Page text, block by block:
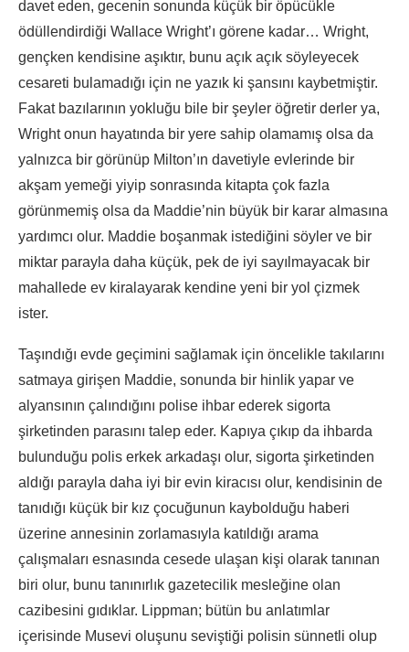
davet eden, gecenin sonunda küçük bir öpücükle
ödüllendirdiği Wallace Wright’ı görene kadar… Wright,
gençken kendisine aşıktır, bunu açık açık söyleyecek
cesareti bulamadığı için ne yazık ki şansını kaybetmiştir.
Fakat bazılarının yokluğu bile bir şeyler öğretir derler ya,
Wright onun hayatında bir yere sahip olamamış olsa da
yalnızca bir görünüp Milton’ın davetiyle evlerinde bir
akşam yemeği yiyip sonrasında kitapta çok fazla
görünmemiş olsa da Maddie’nin büyük bir karar almasına
yardımcı olur. Maddie boşanmak istediğini söyler ve bir
miktar parayla daha küçük, pek de iyi sayılmayacak bir
mahallede ev kiralayarak kendine yeni bir yol çizmek
ister.
Taşındığı evde geçimini sağlamak için öncelikle takılarını
satmaya girişen Maddie, sonunda bir hinlik yapar ve
alyansının çalındığını polise ihbar ederek sigorta
şirketinden parasını talep eder. Kapıya çıkıp da ihbarda
bulunduğu polis erkek arkadaşı olur, sigorta şirketinden
aldığı parayla daha iyi bir evin kiracısı olur, kendisinin de
tanıdığı küçük bir kız çocuğunun kaybolduğu haberi
üzerine annesinin zorlamasıyla katıldığı arama
çalışmaları esnasında cesede ulaşan kişi olarak tanınan
biri olur, bunu tanınırlık gazetecilik mesleğine olan
cazibesini gıdıklar. Lippman; bütün bu anlatımlar
içerisinde Musevi oluşunu seviştiği polisin sünnetli olup